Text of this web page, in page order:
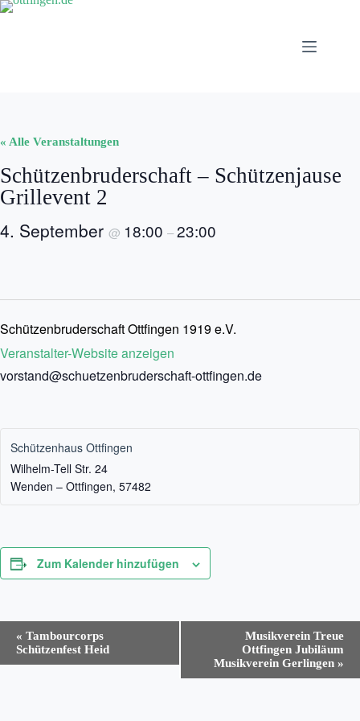
Zum
« Alle Veranstaltungen
Schützenbruderschaft – Schützenjause
Grillevent 2
4. September @ 18:00 –23:00
Schützenbruderschaft Ottfingen 1919 e.V.
Veranstalter-Website anzeigen
vorstand@schuetzenbruderschaft-ottfingen.de
Schützenhaus Ottfingen
Wilhelm-Tell Str. 24
Wenden – Ottfingen, 57482
Zum Kalender hinzufügen
« Tambourcorps
Schützenfest Heid
Musikverein Treue
Ottfingen Jubiläum
Musikverein Gerlingen »